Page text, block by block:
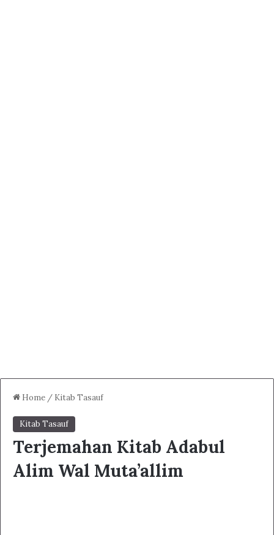
Home / Kitab Tasauf
Kitab Tasauf
Terjemahan Kitab Adabul
Alim Wal Muta’allim